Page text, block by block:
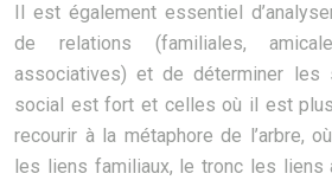
Il est également essentiel
de relations (familiales,
associatives) et de déterminer les
social est fort et celles où il est
recourir à la métaphore de l’arbre,
les liens familiaux, le tronc les liens